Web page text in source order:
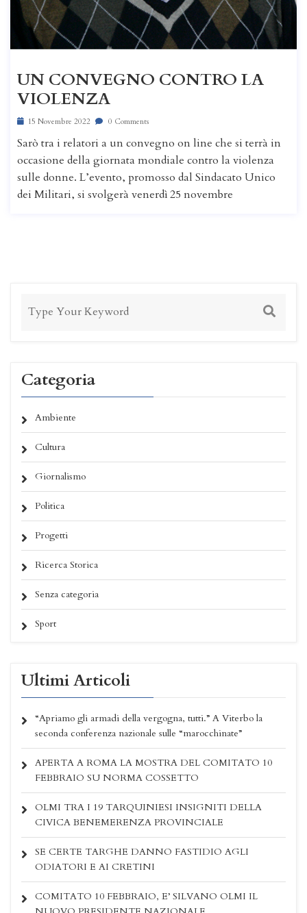
UN CONVEGNO CONTRO LA
VIOLENZA
15 Novembre 2022 0 Comments
Sarò tra i relatori a un convegno on line che si terrà in
occasione della giornata mondiale contro la violenza
sulle donne. L’evento, promosso dal Sindacato Unico
dei Militari, si svolgerà venerdì 25 novembre
Categoria
Ambiente
Cultura
Giornalismo
Politica
Progetti
Ricerca Storica
Senza categoria
Sport
Ultimi Articoli
“Apriamo gli armadi della vergogna, tutti.” A Viterbo la
seconda conferenza nazionale sulle “marocchinate”
APERTA A ROMA LA MOSTRA DEL COMITATO 10
FEBBRAIO SU NORMA COSSETTO
OLMI TRA I 19 TARQUINIESI INSIGNITI DELLA
CIVICA BENEMERENZA PROVINCIALE
SE CERTE TARGHE DANNO FASTIDIO AGLI
ODIATORI E AI CRETINI
COMITATO 10 FEBBRAIO, E’ SILVANO OLMI IL